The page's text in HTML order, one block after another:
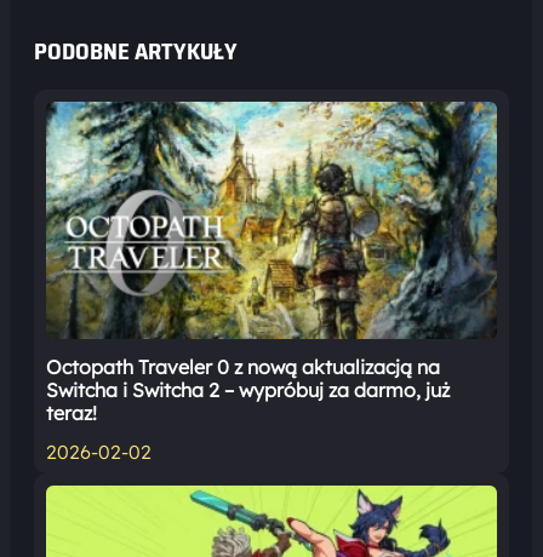
PODOBNE ARTYKUŁY
Octopath Traveler 0 z nową aktualizacją na
Switcha i Switcha 2 – wypróbuj za darmo, już
teraz!
2026-02-02